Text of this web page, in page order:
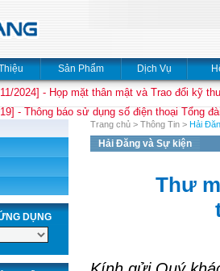
Sản Phẩm Dịch Vụ
2024] - Họp mặt thân mật và Trao đổi kỹ
- Thông báo sử dụng số điện thoại Tổng
DỤNG
Trang chủ > Thông Tin > Hải
Hải Đăng và Sự kiện
Thư